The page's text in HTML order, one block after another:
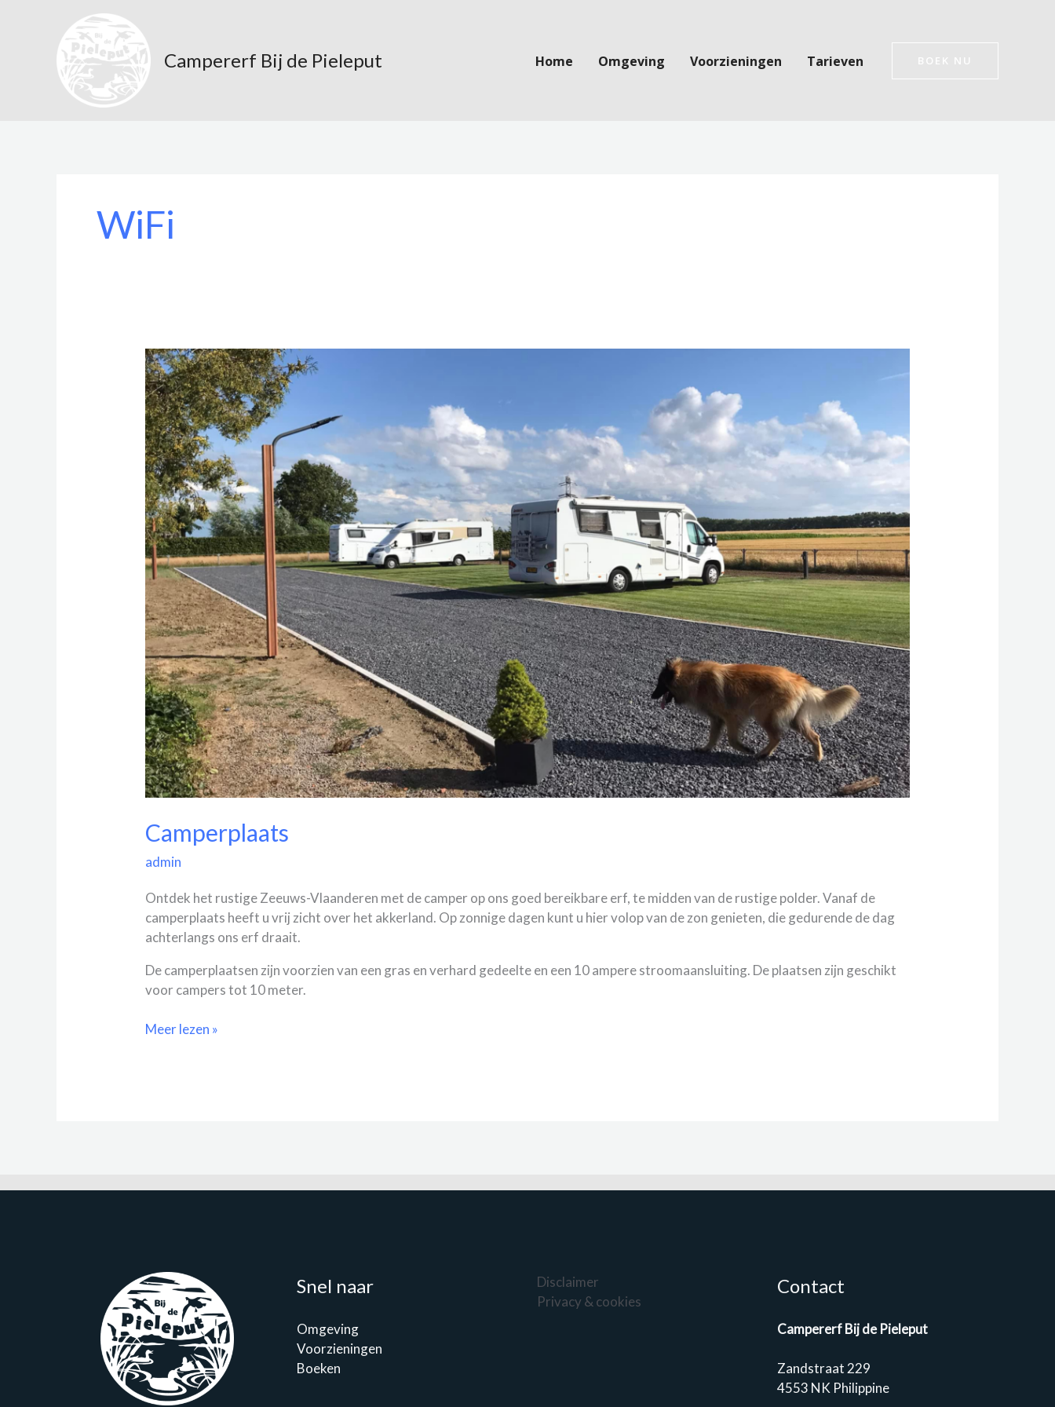
Campererf Bij de Pieleput Home Omgeving Voorzieningen Tarieven BOEK NU
WiFi
Camperplaats
admin
Ontdek het rustige Zeeuws-Vlaanderen met de camper op ons goed bereikbare erf, te midden van de rustige polder. Vanaf de
camperplaats heeft u vrij zicht over het akkerland. Op zonnige dagen kunt u hier volop van de zon genieten, die gedurende de dag
achterlangs ons erf draait.
De camperplaatsen zijn voorzien van een gras en verhard gedeelte en een 10 ampere stroomaansluiting. De plaatsen zijn geschikt
voor campers tot 10 meter.
Camperplaats
Meer lezen »
Snel naar
Omgeving
Voorzieningen
Boeken
Disclaimer
Privacy & cookies
Contact
Campererf Bij de Pieleput
Zandstraat 229
4553 NK Philippine